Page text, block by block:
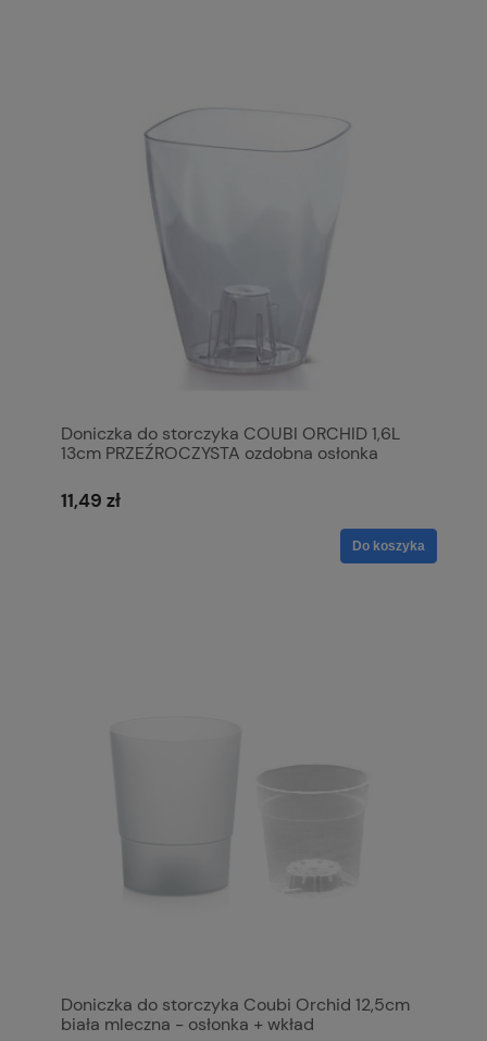
Doniczka do storczyka COUBI ORCHID 1,6L
13cm PRZEŹROCZYSTA ozdobna osłonka
11,49 zł
Do koszyka
Doniczka do storczyka Coubi Orchid 12,5cm
biała mleczna - osłonka + wkład